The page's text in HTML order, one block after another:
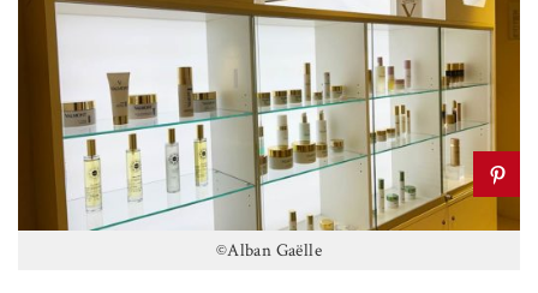
©Alban Gaëlle